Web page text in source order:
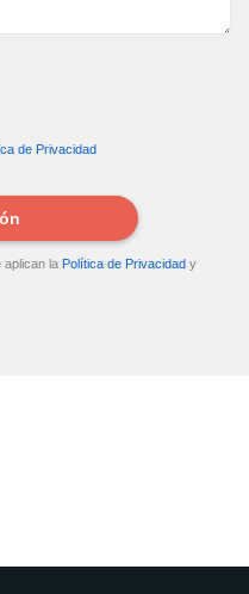
de Privacidad
aplican la Política de Privacidad y